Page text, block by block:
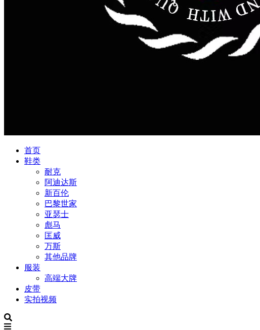
首页
鞋类
耐克
阿迪达斯
新百伦
巴黎世家
亚瑟士
彪马
匡威
万斯
其他品牌
服装
高端大牌
皮带
实拍视频